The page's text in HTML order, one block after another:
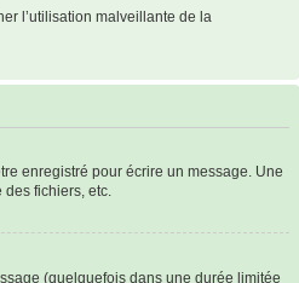
l’utilisation malveillante de la
enregistré pour écrire un message. Une
des fichiers, etc.
(quelquefois dans une durée limitée